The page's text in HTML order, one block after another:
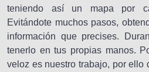
teniendo así un mapa por
Evitándote muchos pasos,
información que precises.
tenerlo en tus propias manos.
veloz es nuestro trabajo, por ello